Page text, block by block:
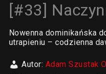
[#33]
Nowenna dominikańska
utrapieniu – codzienna
Autor: Adam Szustak